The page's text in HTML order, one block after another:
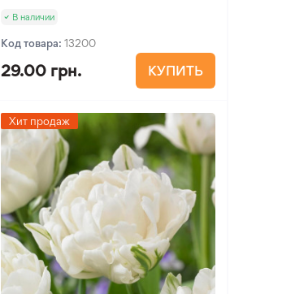
В наличии
Код товара: 13200
29.00 грн. КУПИТЬ
Хит продаж